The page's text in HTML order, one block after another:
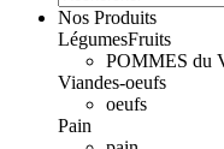
Nos Produits
LégumesFruits
POMMES du
Viandes-oeufs
oeufs
Pain